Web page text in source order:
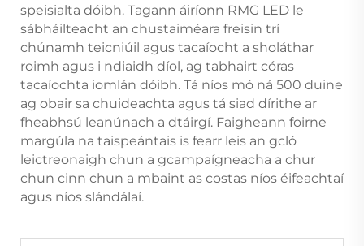
speisialta dóibh. Tagann áiríonn RMG LED le
sábháilteacht an chustaiméara freisin trí
chúnamh teicniúil agus tacaíocht a sholáthar
roimh agus i ndiaidh díol, ag tabhairt córas
tacaíochta iomlán dóibh. Tá níos mó ná 500 duine
ag obair sa chuideachta agus tá siad dírithe ar
fheabhsú leanúnach a dtáirgí. Faigheann foirne
margúla na taispeántais is fearr leis an gcló
leictreonaigh chun a gcampaígneacha a chur
chun cinn chun a mbaint as costas níos éifeachtaí
agus níos slándálaí.